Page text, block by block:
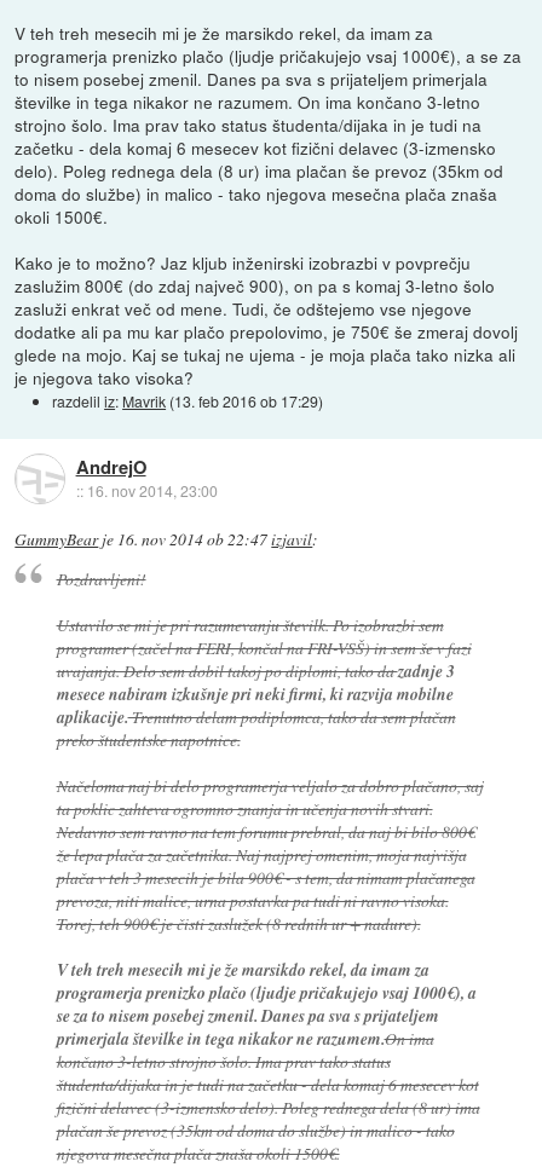
V teh treh mesecih mi je že marsikdo rekel, da imam za
programerja prenizko plačo (ljudje pričakujejo vsaj 1000€), a se za
to nisem posebej zmenil. Danes pa sva s prijateljem primerjala
številke in tega nikakor ne razumem. On ima končano 3-letno
strojno šolo. Ima prav tako status študenta/dijaka in je tudi na
začetku - dela komaj 6 mesecev kot fizični delavec (3-izmensko
delo). Poleg rednega dela (8 ur) ima plačan še prevoz (35km od
doma do službe) in malico - tako njegova mesečna plača znaša
okoli 1500€.
Kako je to možno? Jaz kljub inženirski izobrazbi v povprečju
zaslužim 800€ (do zdaj največ 900), on pa s komaj 3-letno šolo
zasluži enkrat več od mene. Tudi, če odštejemo vse njegove
dodatke ali pa mu kar plačo prepolovimo, je 750€ še zmeraj dovolj
glede na mojo. Kaj se tukaj ne ujema - je moja plača tako nizka ali
je njegova tako visoka?
razdeliliz: Mavrik (13. feb 2016 ob 17:29)
AndrejO
:: 16. nov 2014, 23:00
GummyBearje 16. nov 2014 ob 22:47izjavil:
Pozdravljeni!
Ustavilo se mi je pri razumevanju številk. Po izobrazbi sem
programer (začel na FERI, končal na FRI-VSŠ) in sem še v fazi
uvajanja. Delo sem dobil takoj po diplomi, tako dazadnje 3
mesece nabiram izkušnje pri neki firmi, ki razvija mobilne
aplikacije.Trenutno delam podiplomca, tako da sem plačan
preko študentske napotnice.
Načeloma naj bi delo programerja veljalo za dobro plačano, saj
ta poklic zahteva ogromno znanja in učenja novih stvari.
Nedavno sem ravno na tem forumu prebral, da naj bi bilo 800€
že lepa plača za začetnika. Naj najprej omenim, moja najvišja
plača v teh 3 mesecih je bila 900€ - s tem, da nimam plačanega
prevoza, niti malice, urna postavka pa tudi ni ravno visoka.
Torej, teh 900€ je čisti zaslužek (8 rednih ur + nadure).
V teh treh mesecih mi je že marsikdo rekel, da imam za
programerja prenizko plačo (ljudje pričakujejo vsaj 1000€), a
se za to nisem posebej zmenil. Danes pa sva s prijateljem
primerjala številke in tega nikakor ne razumem.On ima
končano 3-letno strojno šolo. Ima prav tako status
študenta/dijaka in je tudi na začetku - dela komaj 6 mesecev kot
fizični delavec (3-izmensko delo). Poleg rednega dela (8 ur) ima
plačan še prevoz (35km od doma do službe) in malico - tako
njegova mesečna plača znaša okoli 1500€.